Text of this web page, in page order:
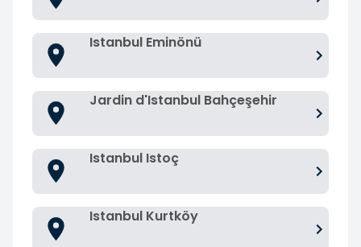
Istanbul Eminönü
Jardin d'Istanbul Bahçeşehir
Istanbul Istoç
Istanbul Kurtköy